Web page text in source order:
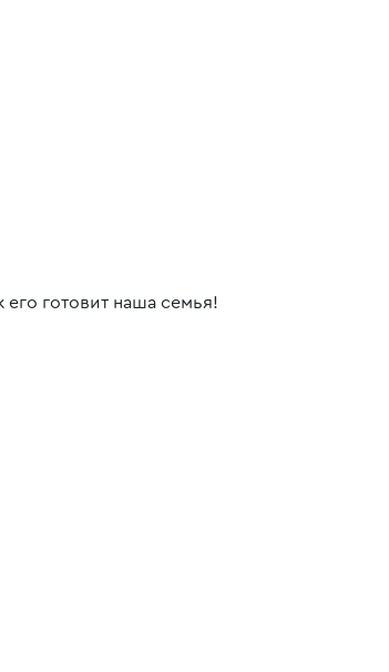
готовит наша семья!